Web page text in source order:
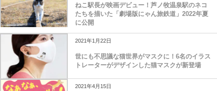
ねこ駅長が映画デビュー！芦ノ牧温泉駅のネコ
たちを描いた「劇場版にゃん旅鉄道」2022年夏
に公開
2021年1月22日
世にも不思議な猫世界がマスクに！6名のイラス
トレーターがデザインした猫マスクが新登場
2021年4月15日